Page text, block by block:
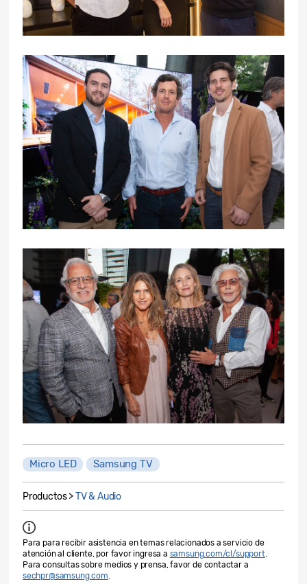
Micro LED Samsung TV
Productos >TV & Audio
Para para recibir asistencia en temas relacionados a servicio de
atención al cliente, por favor ingresa a samsung.com/cl/support.
Para consultas sobre medios y prensa, favor de contactar a
sechpr@samsung.com.